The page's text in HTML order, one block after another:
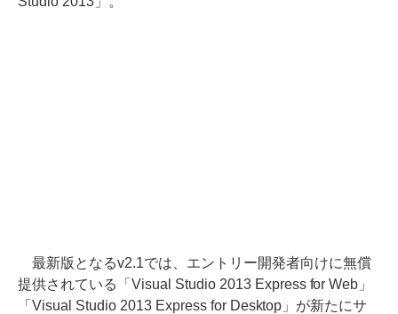
最新版となるv2.1では、エントリー開発者向けに無償
提供されている「Visual Studio 2013 Express for Web」
「Visual Studio 2013 Express for Desktop」が新たにサ